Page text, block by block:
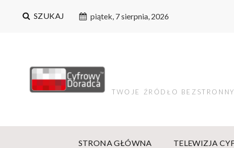
SZUKAJ piątek, 7 sierpnia, 2026
TWOJE ŹRÓDŁO
STRONA GŁÓWNA TELEWIZJA